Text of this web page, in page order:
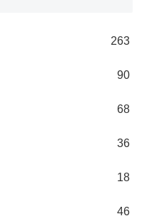
263
90
68
36
18
46